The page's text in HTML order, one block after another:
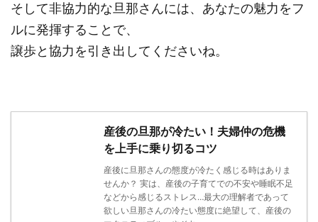
そして非協力的な旦那さんには、あなたの魅力をフ
ルに発揮することで、
譲歩と協力を引き出してくださいね。
産後の旦那が冷たい！夫婦仲の危機
を上手に乗り切るコツ
産後に旦那さんの態度が冷たく感じる時はありま
せんか？ 実は、産後の子育てでの不安や睡眠不足
などから感じるストレス…最大の理解者であって
欲しい旦那さんの冷たい態度に絶望して、産後の